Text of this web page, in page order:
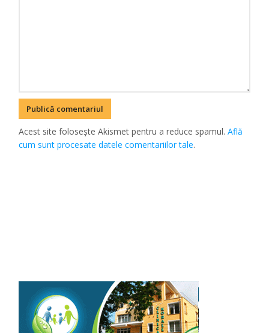
Acest site folosește Akismet pentru a reduce spamul.Află
cum sunt procesate datele comentariilor tale.